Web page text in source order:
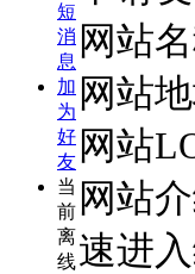
短
消
息
加
为
好
友
当
前
离
线
网站
网站地
网站
网站
速进